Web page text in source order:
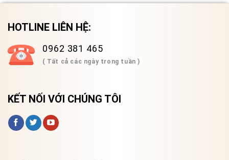
HOTLINE LIÊN HỆ:
0962 381 465
( Tất cả các ngày trong tuần )
KẾT NỐI VỚI CHÚNG TÔI